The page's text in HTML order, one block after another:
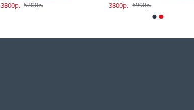
3800р. 5200р. 3800р. 6990р.